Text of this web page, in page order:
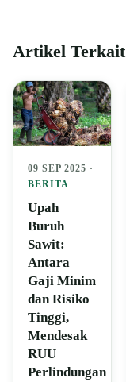
Artikel Terkait
09 SEP 2025 ·
BERITA
Upah
Buruh
Sawit:
Antara
Gaji Minim
dan Risiko
Tinggi,
Mendesak
RUU
Perlindungan